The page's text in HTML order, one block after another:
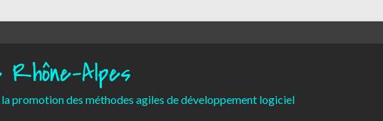
Rhône-Alpes
promotion des méthodes agiles de développement logiciel